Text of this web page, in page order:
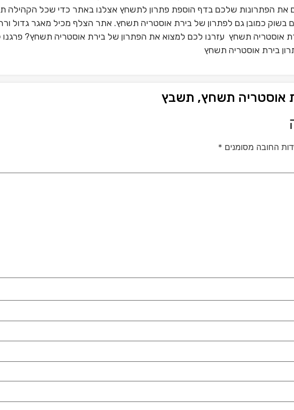
את הפתרונות שלכם בדף הוספת פתרון לתשחץ אצלנו באתר כדי שכל הקהילה
בשוק כמובן גם לפתרון של בירת אוסטריה תשחץ. אתר הצלף מכיל מאגר גדול
אוסטריה תשחץ עזרנו לכם למצוא את הפתרון של בירת אוסטריה תשחץ? פרגנו
בירת אוסטריה תשחץ
אוסטריה תשחץ, תשבץ
החובה מסומנים *